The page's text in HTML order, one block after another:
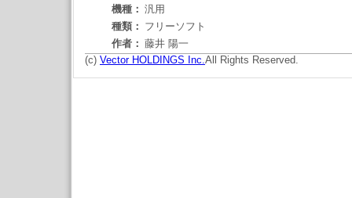
機種： 汎用
種類： フリーソフト
作者： 藤井 陽一
(c) Vector HOLDINGS Inc.All Rights Reserved.